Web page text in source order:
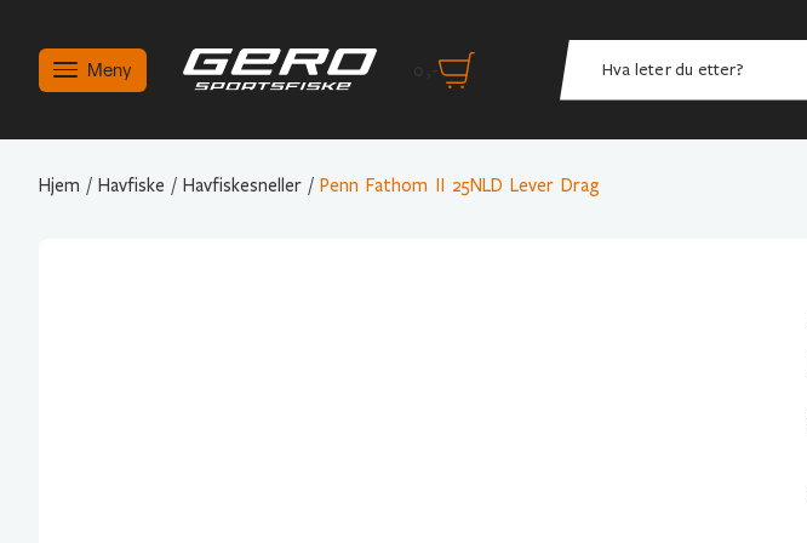
Meny
Hjem / Havfiske / Havfiskesneller / Penn Fathom II 25NLD Lever Drag